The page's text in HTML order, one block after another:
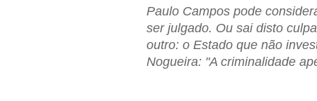
Paulo Campos pode
ser julgado. Ou sai disto
outro: o Estado que não
Nogueira: "A criminalidade